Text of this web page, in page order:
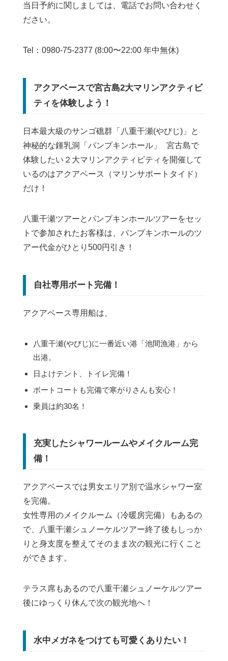
当日予約に関しましては、電話でお問い合わせく
ださい。
Tel：0980-75-2377 (8:00〜22:00 年中無休)
アクアベースで宮古島2大マリンアクティビ
ティを体験しよう！
日本最大級のサンゴ礁群「八重干瀬(やびじ)」と
神秘的な鍾乳洞「パンプキンホール」 宮古島で
体験したい２大マリンアクティビティを開催して
いるのはアクアベース（マリンサポートタイド）
だけ！
八重干瀬ツアーとパンプキンホールツアーをセッ
トで参加されたお客様は、パンプキンホールのツ
アー代金がひとり500円引き！
自社専用ボート完備！
アクアベース専用船は、
八重干瀬(やびじ)に一番近い港「池間漁港」から
出港。
日よけテント、トイレ完備！
ボートコートも完備で寒がりさんも安心！
乗員は約30名！
充実したシャワールームやメイクルーム完
備！
アクアベースでは男女エリア別で温水シャワー室
を完備。
女性専用のメイクルーム（冷暖房完備）もあるの
で、八重干瀬シュノーケルツアー終了後もしっか
りと身支度を整えてそのまま次の観光に行くこと
ができます。
テラス席もあるので八重干瀬シュノーケルツアー
後にゆっくり休んで次の観光地へ！
水中メガネをつけても可愛くありたい！